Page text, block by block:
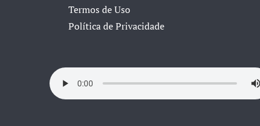
Termos de Uso
Política de Privacidade